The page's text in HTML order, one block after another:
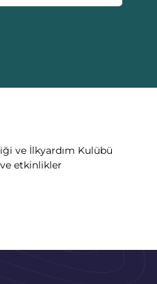
ve İlkyardım Kulübü
etkinlikler